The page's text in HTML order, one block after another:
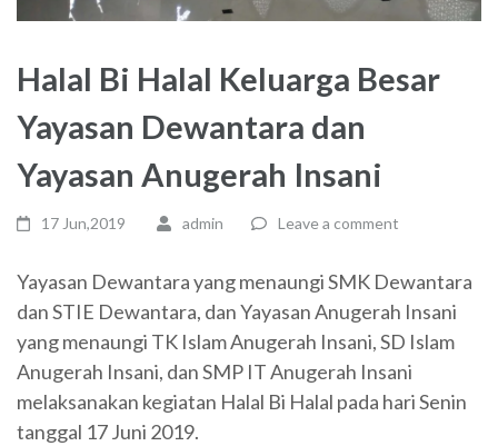
Halal Bi Halal Keluarga Besar
Yayasan Dewantara dan
Yayasan Anugerah Insani
17 Jun,2019 admin Leave a comment
Yayasan Dewantara yang menaungi SMK Dewantara
dan STIE Dewantara, dan Yayasan Anugerah Insani
yang menaungi TK Islam Anugerah Insani, SD Islam
Anugerah Insani, dan SMP IT Anugerah Insani
melaksanakan kegiatan Halal Bi Halal pada hari Senin
tanggal 17 Juni 2019.